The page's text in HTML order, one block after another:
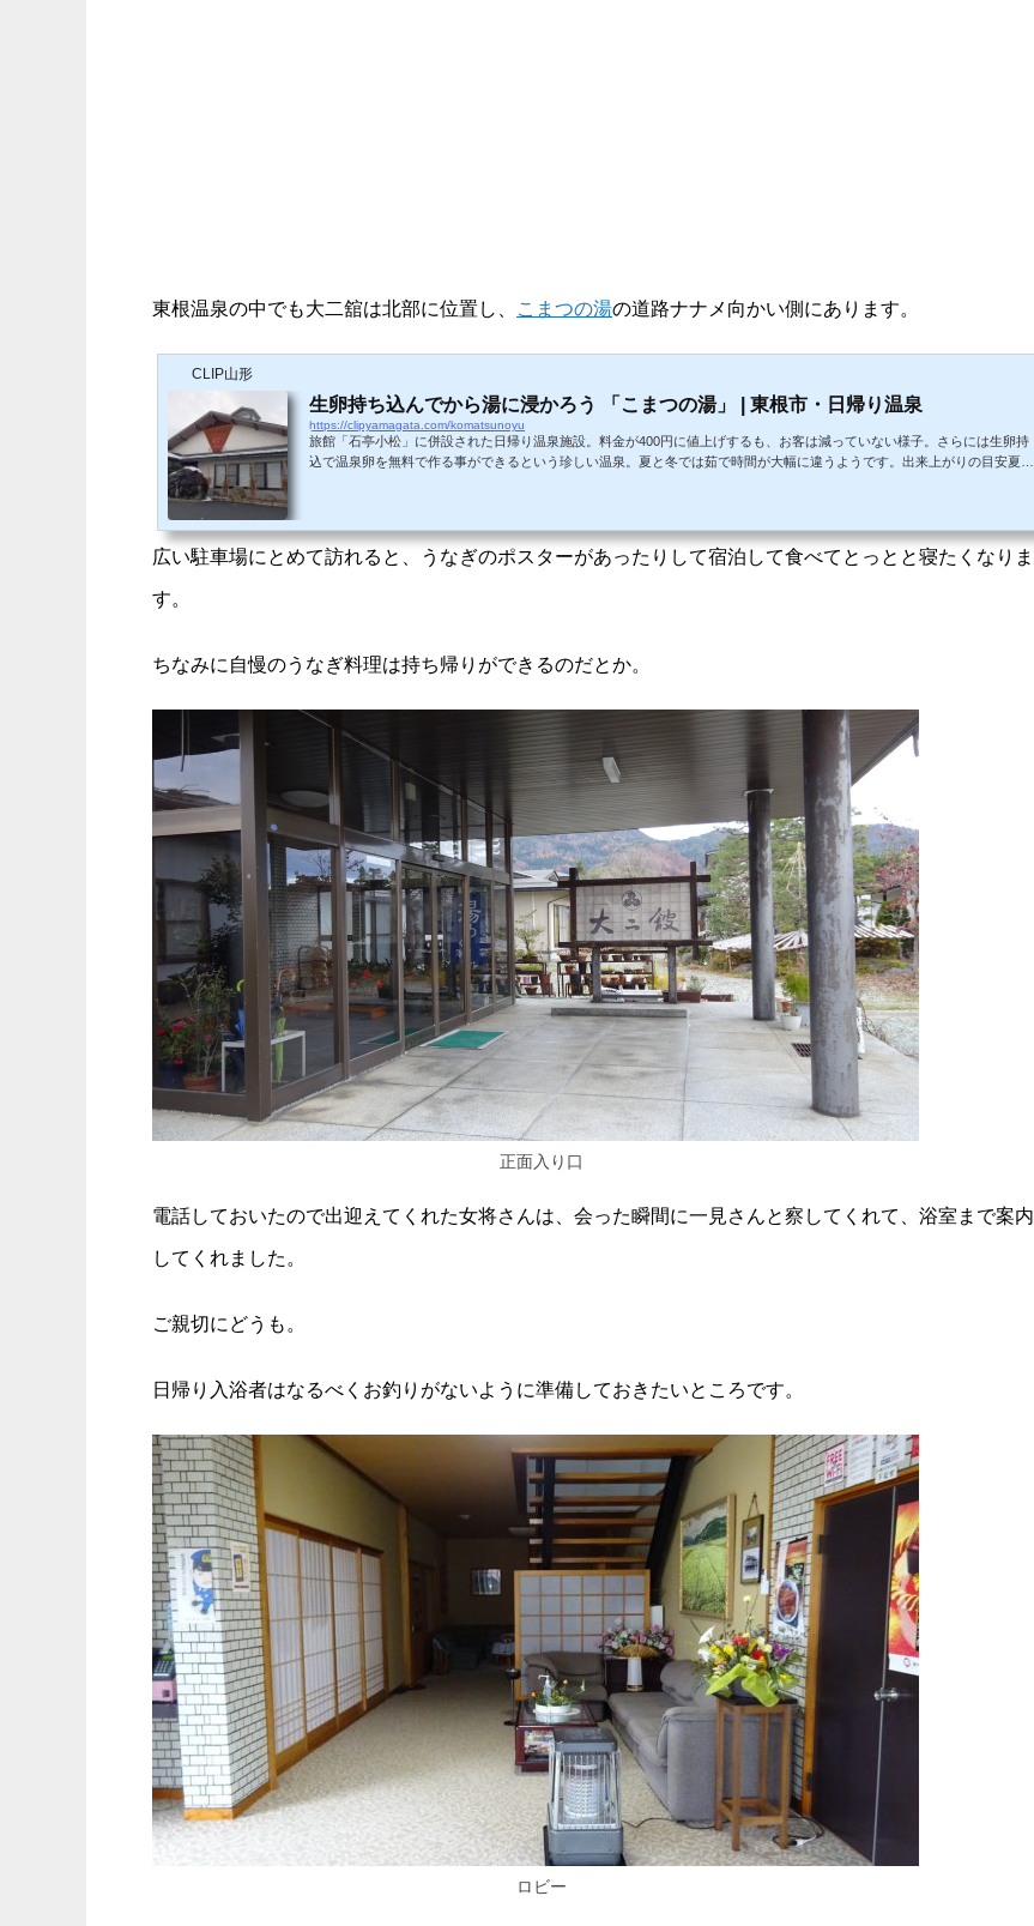
東根温泉の中でも大二舘は北部に位置し、 こまつの湯の道路ナナメ向かい側にあります。
CLIP山形
生卵持ち込んでから湯に浸かろう 「こまつの湯」 | 東根市・日帰り温泉
https://clipyamagata.com/komatsunoyu
旅館「石亭小松」に併設された日帰り温泉施設。料金が400円に値上げするも、お客は減っていない様子。さらには生卵持
込で温泉卵を無料で作る事ができるという珍しい温泉。夏と冬では茹で時間が大幅に違うようです。出来上がりの目安夏
広い駐車場にとめて訪れると、うなぎのポスターがあったりして宿泊して食べてとっとと寝たくなりま
す。
ちなみに自慢のうなぎ料理は持ち帰りができるのだとか。
正面入り口
電話しておいたので出迎えてくれた女将さんは、会った瞬間に一見さんと察してくれて、浴室まで案内
してくれました。
ご親切にどうも。
日帰り入浴者はなるべくお釣りがないように準備しておきたいところです。
ロビー